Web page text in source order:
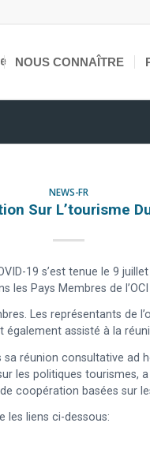
NOUS CONNAÎTRE
NEWS-FR
Sur L’tourisme
19 s’est tenue le 9
les Pays Membres de
Les représentants de
également assisté à la
sa réunion consultative ad
les politiques tourismes,
coopération basées sur
les liens ci-dessous: